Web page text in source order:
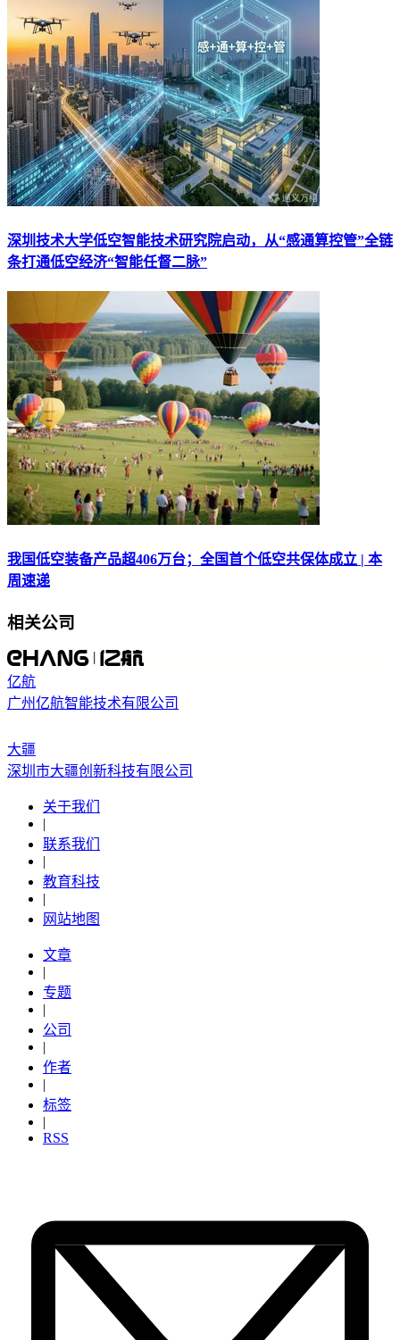
深圳技术大学低空智能技术研究院启动，从“感通算控管”全链
条打通低空经济“智能任督二脉”
我国低空装备产品超406万台；全国首个低空共保体成立 | 本
周速递
相关公司
亿航
广州亿航智能技术有限公司
大疆
深圳市大疆创新科技有限公司
关于我们
|
联系我们
|
教育科技
|
网站地图
文章
|
专题
|
公司
|
作者
|
标签
|
RSS